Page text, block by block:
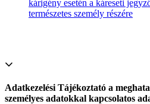
kárigény esetén a káreseti
természetes személy részére
Adatkezelési Tájékoztató a
személyes adatokkal kapcsolatos